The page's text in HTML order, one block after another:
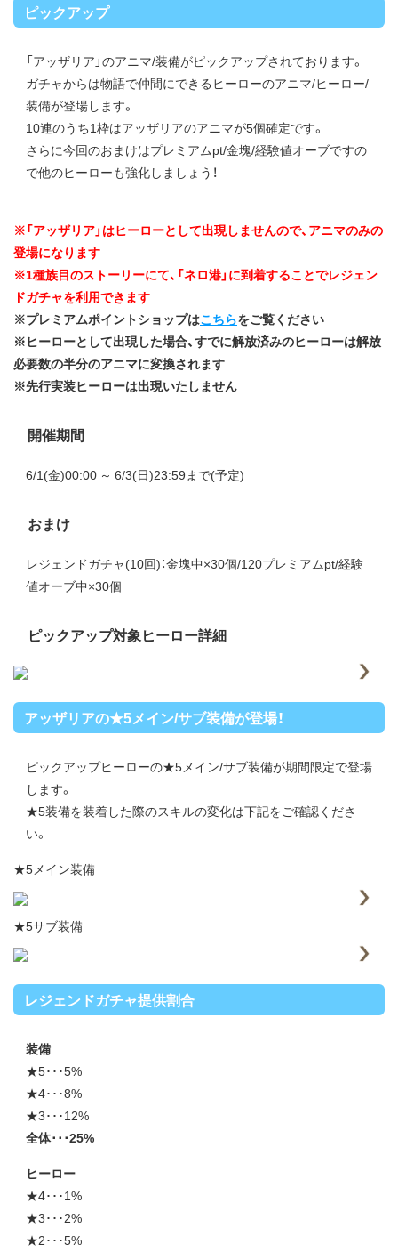
ピックアップ
「アッザリア」のアニマ/装備がピックアップされております。
ガチャからは物語で仲間にできるヒーローのアニマ/ヒーロー/
装備が登場します。
10連のうち1枠はアッザリアのアニマが5個確定です。
さらに今回のおまけはプレミアムpt/金塊/経験値オーブですの
で他のヒーローも強化しましょう！
※「アッザリア」はヒーローとして出現しませんので、アニマのみの
登場になります
※1種族目のストーリーにて、「ネロ港」に到着することでレジェン
ドガチャを利用できます
※プレミアムポイントショップはこちらをご覧ください
※ヒーローとして出現した場合、すでに解放済みのヒーローは解放
必要数の半分のアニマに変換されます
※先行実装ヒーローは出現いたしません
開催期間
6/1(金)00:00 ～ 6/3(日)23:59まで(予定)
おまけ
レジェンドガチャ(10回)：金塊中×30個/120プレミアムpt/経験
値オーブ中×30個
ピックアップ対象ヒーロー詳細
アッザリアの★5メイン/サブ装備が登場！
ピックアップヒーローの★5メイン/サブ装備が期間限定で登場
します。
★5装備を装着した際のスキルの変化は下記をご確認くださ
い。
★5メイン装備
★5サブ装備
レジェンドガチャ提供割合
装備
★5･･･5%
★4･･･8%
★3･･･12%
全体･･･25%
ヒーロー
★4･･･1%
★3･･･2%
★2･･･5%